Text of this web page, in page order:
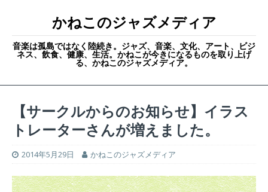
かねこのジャズメディア
音楽は孤島ではなく陸続き。ジャズ、音楽、文化、アート、ビジ
ネス、飲食、健康、生活。かねこが今きになるものを取り上げ
る、かねこのジャズメディア。
【サークルからのお知らせ】イラス
トレーターさんが増えました。
2014年5月29日 かねこのジャズメディア